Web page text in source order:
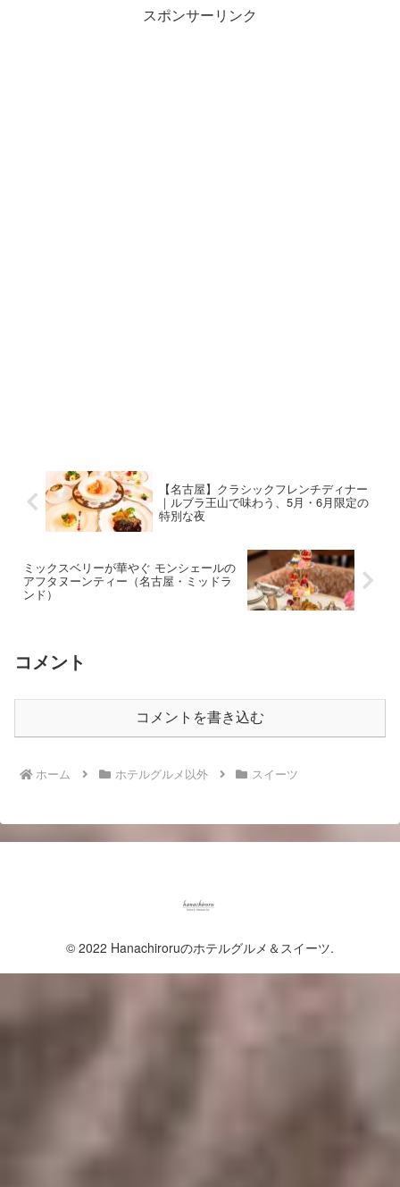
スポンサーリンク
【名古屋】クラシックフレンチディナー
｜ルブラ王山で味わう、5月・6月限定の
特別な夜
ミックスベリーが華やぐ モンシェールの
アフタヌーンティー（名古屋・ミッドラ
ンド）
コメント
コメントを書き込む
ホーム ホテルグルメ以外 スイーツ
© 2022 Hanachiroruのホテルグルメ＆スイーツ.